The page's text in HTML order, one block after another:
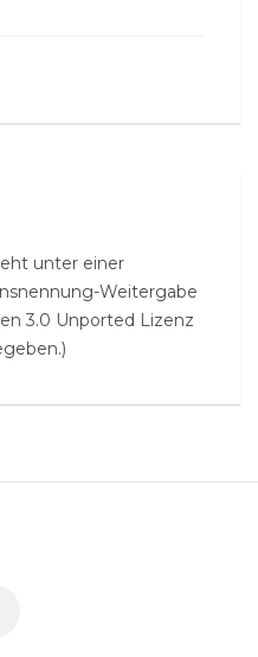
unter einer
Weitergabe
3.0 Unported Lizenz